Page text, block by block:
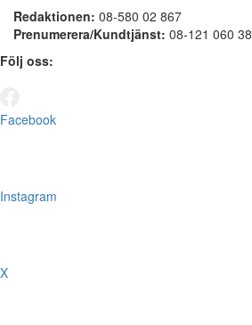
Redaktionen: 08-580 02 867
Prenumerera/Kundtjänst: 08-121 060 38
Följ oss:
Facebook
Instagram
X